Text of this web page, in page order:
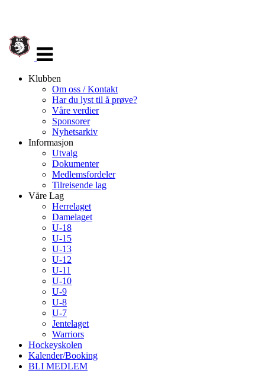
navigasjon
Klubben
Om oss / Kontakt
Har du lyst til å prøve?
Våre verdier
Sponsorer
Nyhetsarkiv
Informasjon
Utvalg
Dokumenter
Medlemsfordeler
Tilreisende lag
Våre Lag
Herrelaget
Damelaget
U-18
U-15
U-13
U-12
U-11
U-10
U-9
U-8
U-7
Jentelaget
Warriors
Hockeyskolen
Kalender/Booking
BLI MEDLEM